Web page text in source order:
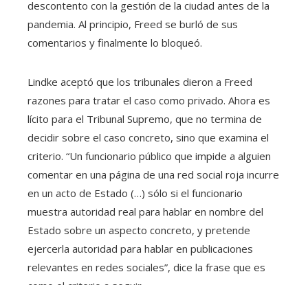
descontento con la gestión de la ciudad antes de la
pandemia. Al principio, Freed se burló de sus
comentarios y finalmente lo bloqueó.
Lindke aceptó que los tribunales dieron a Freed
razones para tratar el caso como privado. Ahora es
lícito para el Tribunal Supremo, que no termina de
decidir sobre el caso concreto, sino que examina el
criterio. “Un funcionario público que impide a alguien
comentar en una página de una red social roja incurre
en un acto de Estado (…) sólo si el funcionario
muestra autoridad real para hablar en nombre del
Estado sobre un aspecto concreto, y pretende
ejercerla autoridad para hablar en publicaciones
relevantes en redes sociales”, dice la frase que es